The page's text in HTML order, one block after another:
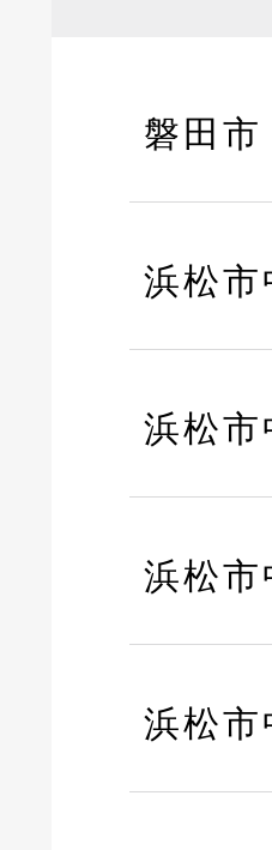
磐田市
浜松市
浜松市
浜松市
浜松